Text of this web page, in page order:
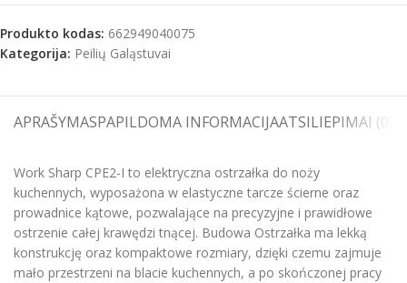
Produkto kodas: 662949040075
Kategorija: Peilių Galąstuvai
APRAŠYMASPAPILDOMA INFORMACIJAATSILIEPIMAI (0)
Work Sharp CPE2-I to elektryczna ostrzałka do noży
kuchennych, wyposażona w elastyczne tarcze ścierne oraz
prowadnice kątowe, pozwalające na precyzyjne i prawidłowe
ostrzenie całej krawędzi tnącej. Budowa Ostrzałka ma lekką
konstrukcję oraz kompaktowe rozmiary, dzięki czemu zajmuje
mało przestrzeni na blacie kuchennych, a po skończonej pracy